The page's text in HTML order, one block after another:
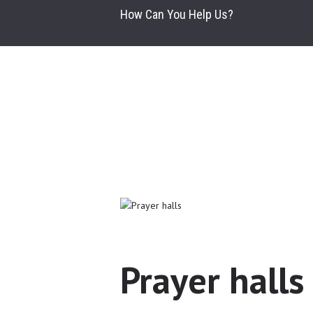
How Can You Help Us?
Prayer halls